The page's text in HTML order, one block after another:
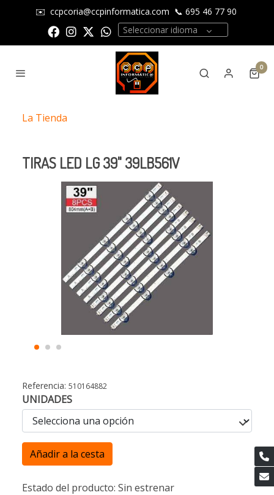
✉️ ccpcoria@ccpinformatica.com 📞 695 46 77 90
Seleccionar idioma
0
La Tienda
TIRAS LED LG 39" 39LB561V
Referencia: 510164882
UNIDADES
Añadir a la cesta
Estado del producto: Sin estrenar